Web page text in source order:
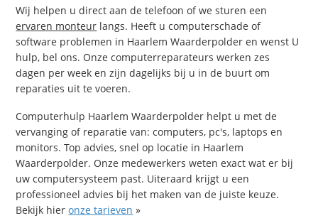
Wij helpen u direct aan de telefoon of we sturen een
ervaren monteur langs. Heeft u computerschade of
software problemen in Haarlem Waarderpolder en wenst U
hulp, bel ons. Onze computerreparateurs werken zes
dagen per week en zijn dagelijks bij u in de buurt om
reparaties uit te voeren.
Computerhulp Haarlem Waarderpolder helpt u met de
vervanging of reparatie van: computers, pc's, laptops en
monitors. Top advies, snel op locatie in Haarlem
Waarderpolder. Onze medewerkers weten exact wat er bij
uw computersysteem past. Uiteraard krijgt u een
professioneel advies bij het maken van de juiste keuze.
Bekijk hieronze tarieven »